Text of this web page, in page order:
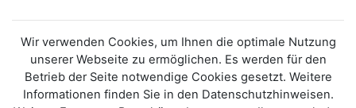
Wir verwenden Cookies, um Ihnen die optimale Nutzung
unserer Webseite zu ermöglichen. Es werden für den
Betrieb der Seite notwendige Cookies gesetzt. Weitere
Informationen finden Sie in den Datenschutzhinweisen.